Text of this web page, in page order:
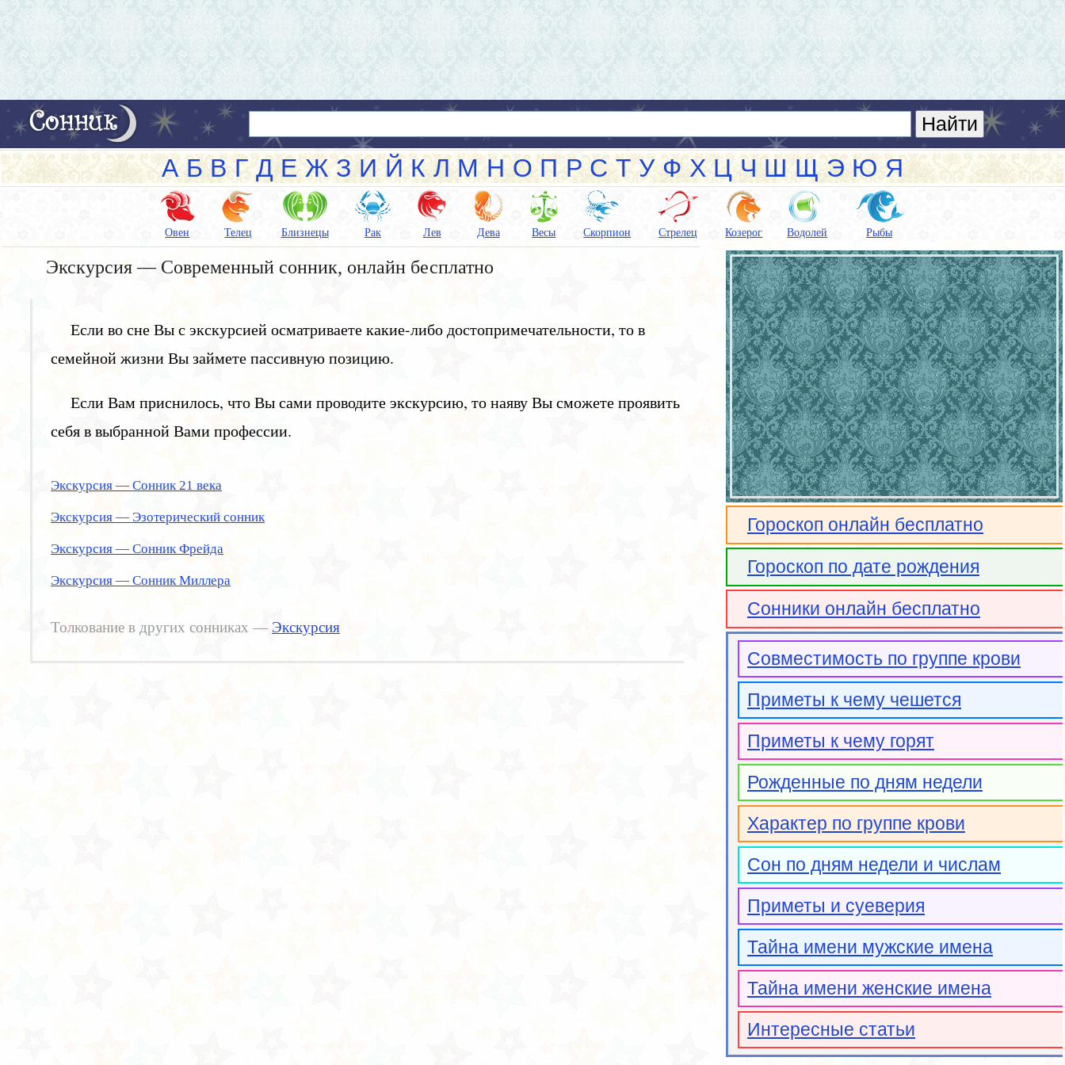
А Б В Г Д Е Ж З И Й К Л М Н О П Р С Т У Ф Х Ц Ч Ш Щ Э Ю Я
Овен Телец Близнецы Рак Лев Дева Весы Скорпион Стрелец Козерог Водолей Рыбы
Экскурсия — Современный сонник, онлайн бесплатно
Если во сне Вы с экскурсией осматриваете какие-либо достопримечательности, то в
семейной жизни Вы займете пассивную позицию.
Если Вам приснилось, что Вы сами проводите экскурсию, то наяву Вы сможете проявить
себя в выбранной Вами профессии.
Экскурсия — Сонник 21 века
Экскурсия — Эзотерический сонник
Экскурсия — Сонник Фрейда
Экскурсия — Сонник Миллера
Толкование в других сонниках — Экскурсия
Гороскоп онлайн бесплатно
Гороскоп по дате рождения
Сонники онлайн бесплатно
Совместимость по группе крови
Приметы к чему чешется
Приметы к чему горят
Рожденные по дням недели
Характер по группе крови
Сон по дням недели и числам
Приметы и суеверия
Тайна имени мужские имена
Тайна имени женские имена
Интересные статьи